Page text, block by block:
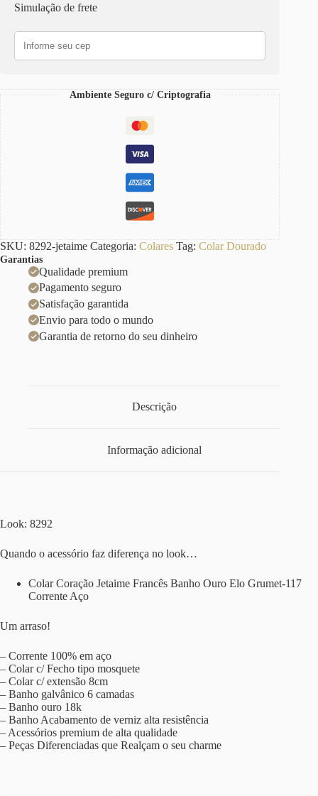
Ouro
Grumet-
Corrente
Simulação de frete
Ambiente Seguro c/ Criptografia
SKU: 8292-jetaime Categoria: Colares Tag: Colar Dourado
Garantias
Qualidade premium
Pagamento seguro
Satisfação garantida
Envio para todo o mundo
Garantia de retorno do seu dinheiro
Descrição
Informação adicional
Look: 8292
Quando o acessório faz diferença no look…
Colar Coração Jetaime Francês Banho Ouro Elo Grumet-117
Corrente Aço
Um arraso!
– Corrente 100% em aço
– Colar c/ Fecho tipo mosquete
– Colar c/ extensão 8cm
– Banho galvânico 6 camadas
– Banho ouro 18k
– Banho Acabamento de verniz alta resistência
– Acessórios premium de alta qualidade
– Peças Diferenciadas que Realçam o seu charme